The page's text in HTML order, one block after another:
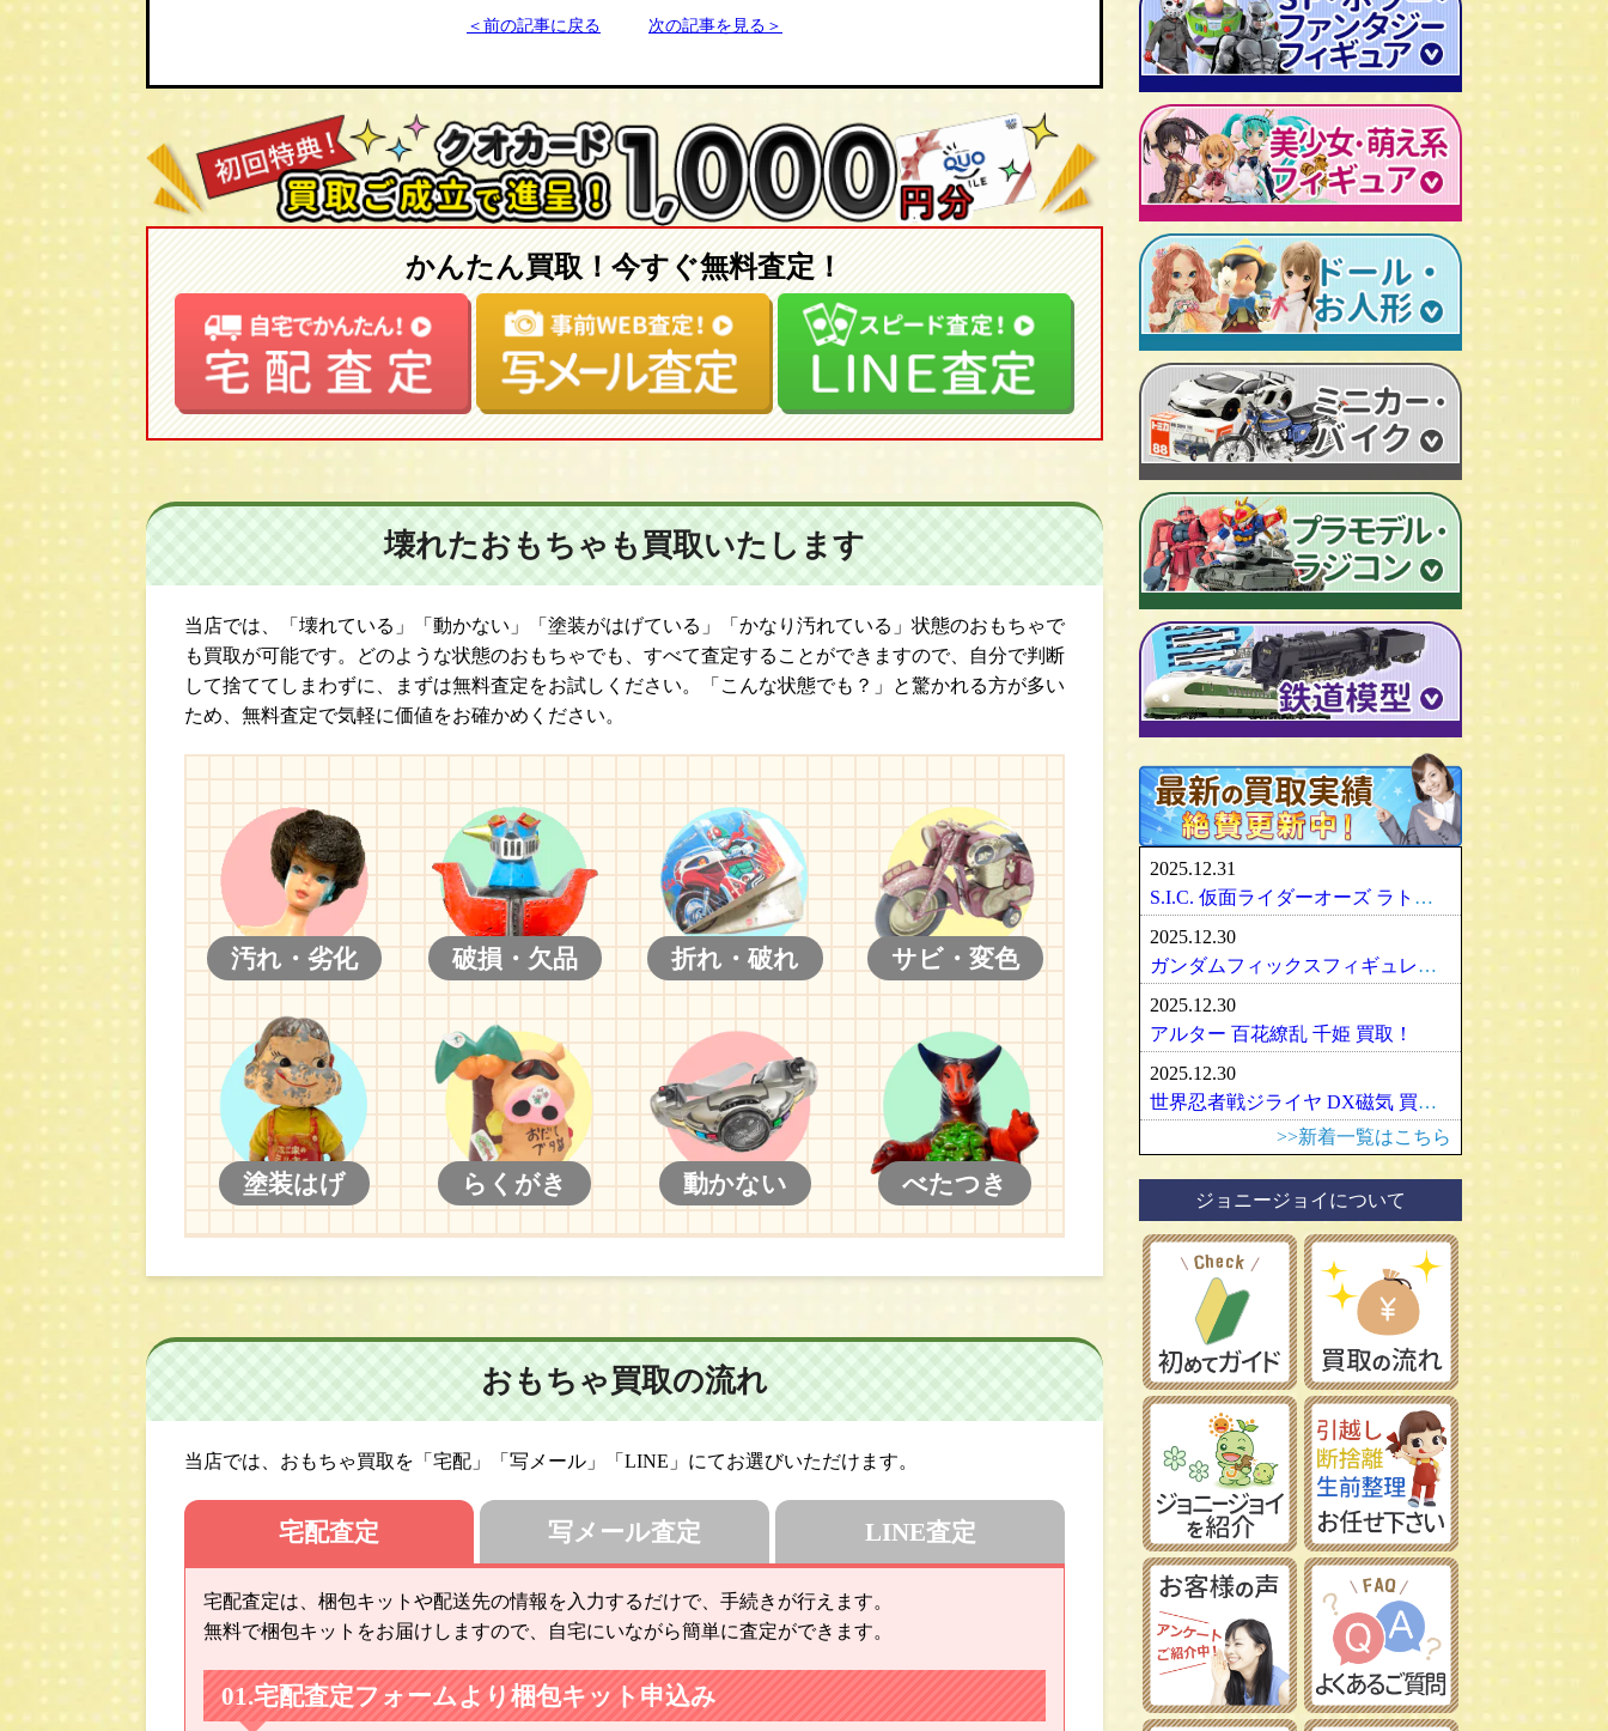
＜前の記事に戻る 次の記事を見る＞
かんたん買取！今すぐ無料査定！
壊れたおもちゃも買取いたします
当店では、「壊れている」「動かない」「塗装がはげている」「かなり汚れている」状態のおもちゃで
も買取が可能です。どのような状態のおもちゃでも、すべて査定することができますので、自分で判断
して捨ててしまわずに、まずは無料査定をお試しください。「こんな状態でも？」と驚かれる方が多い
ため、無料査定で気軽に価値をお確かめください。
汚れ・劣化 破損・欠品 折れ・破れ サビ・変色
塗装はげ らくがき 動かない べたつき
おもちゃ買取の流れ
当店では、おもちゃ買取を「宅配」「写メール」「LINE」にてお選びいただけます。
宅配査定
宅配査定は、梱包キットや配送先の情報を入力するだけで、手続きが行えます。
無料で梱包キットをお届けしますので、自宅にいながら簡単に査定ができます。
宅配査定フォームより梱包キット申込み
写メール査定 LINE査定
ダイアクロン
変身サイボーグ
昭和レトロなミニカー
ミクロマン
レトロプラモデル
旧トランスフォーマー
ビンテージ セルロイド人形
仮面ライダーカード
マルサン/MARUSAN
ブルマァク/BULLMARK
ポピー/POPY
旧タカラ/TAKARA
旧バンダイ/BANDAI
タカトクトイス/T.T
中嶋製作所
ヨネザワ/米澤玩具
キン肉マン
ドラゴンボール
北斗の拳
ルパン三世
鉄人28号
新世紀エヴァンゲリオン
AKIRA/アキラ
ドラゴンクエスト
ファイナルファンタジー/FF
P.O.P
RAH
CCP キン肉マン
超像可動
聖闘士聖衣神話
Figuarts/フィギュアーツ
ワールドコレクタブル
プレイモービル
仮面ライダー
ゴジラ
人造人間キカイダー
牙狼-GARO
機動戦士ガンダム
マジンガーＺ
ゲッターロボ
トランスフォーマー
マクロス
メタルヒーローシリーズ
スーパー戦隊
超合金魂
ROBOT魂
RAH
マスターピース
M1号
S.H.モンスターアーツ
ULTRA-ACT
SDX
スターウォーズ
プレデター/PREDATOR
エイリアン/ALIEN
ターミネーター
ロボコップ
バットマン
グレムリン
バイオハザード
ディズニー
リビングデッドドールズ/LDD
ホットトイズ/HOT TOYS
サイドショウ/SIDE SHOW
パリセイズ/PALISADES
メズコ/MEZCO
プレイアーツ/PLAY ARTS
RAH
VCD
セーラームーン
魔法少女まどか☆マギカ
フェイト/Fate
武装神姫
魔法少女リリカルなのは
艦隊これくしょん -艦これ-
けいおん！
すーぱーそに子
一騎当千
東方Project
涼宮ハルヒの憂鬱
化物語・偽物語
百花繚乱
アルター/ALTER
グッドスマイルカンパニー
壽屋/コトブキヤ
グリフォンエンタープライズ
フリーイング/FREEing
やまと/YAMATO
ダイキ工業/DAIKI
ブライス/Blythe
スーパードルフィー/ドルフィードリーム
アゾンドール/AZONE
モモコ/momoko
ハイブリッドアクティブ/HAF
えっくす☆きゅーと
ピュアニーモ
リカちゃん
バービー
シルバニアファミリー
マドレーヌちゃん
ベアブリック・BE＠RBRICK
メディコムトイ
セキグチ
ペットワークス/PetWORKs
やまと/YAMATO
ママチャップトイ
オビツドール/OBITSU
トミカ/TOMICA
エブロ/EBBRO
ミニチャンプス
hpiレーシング
ノレブ/NOREV
ダイヤペット/Diapet
アオシマ / DISM
ブラーゴ/Bburago
ヘルパ/herpa
大盛屋 ミクロペット
イクソ/IXO
ﾋﾞｰﾋﾞｰｱｰﾙ/BBR
アメリカ車
イタリア車
フランス車
ガンダム/GUNDAM
アーマード・コア
スーパーロボット大戦
魔神英雄伝ワタル
車・バイク
戦車・軍用機・軍艦
旅客機/飛行機
船・ボート
建築物
デコトラ
ミニ四駆
タミヤ/田宮模型
ハセガワ/長谷川製作所
フジミ模型/FUJIMI
アオシマ/青島文化教材社
イマイ/IMAI /今井科学
コトブキヤ/壽屋
イタレリ/ITALERI
レベル/Revell
カトー/KATO
トミックス/TOMIX
ﾏｲｸﾛｴｰｽ/MICRO ACE
ｸﾞﾘｰﾝﾏｯｸｽ/GREENMAX
ワールド工芸
Bトレインショーティー
モデモ/MODEMO
エンドウ/TER
ピノチオ模型
鉄道模型社
レーマン/LGB
Ｎゲージ
ＨＯゲージ
Ｚゲージ
車両パーツ
ストラクチャー
Ｇゲージ
Ｏゲージ
2025.12.31
S.I.C. 仮面ライダーオーズ ラトラーターコンボ買取
2025.12.30
ガンダムフィックスフィギュレーション GFF おまとめ買取！
2025.12.30
アルター 百花繚乱 千姫 買取！
2025.12.30
世界忍者戦ジライヤ DX磁気 買取！
>>新着一覧はこちら
ジョニージョイについて